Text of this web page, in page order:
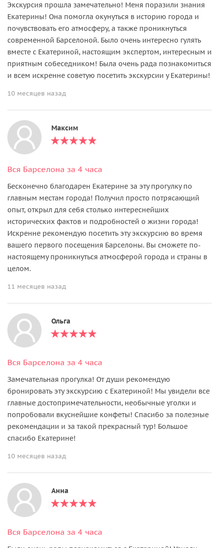
Экскурсия прошла замечательно! Меня поразили знания
Екатерины! Она помогла окунуться в историю города и
почувствовать его атмосферу, а также проникнуться
современной Барселоной. Было очень интересно гулять
вместе с Екатериной, настоящим экспертом, интересным и
приятным собеседником! Была очень рада познакомиться
и всем искренне советую посетить экскурсии у Екатерины!
10 месяцев назад
Максим
Вся Барселона за 4 часа
Бесконечно благодарен Екатерине за эту прогулку по
главным местам города! Получил просто потрясающий
опыт, открыл для себя столько интереснейших
исторических фактов и подробностей о жизни города!
Искренне рекомендую посетить эту экскурсию во время
вашего первого посещения Барселоны. Вы сможете по-
настоящему проникнуться атмосферой города и страны в
целом.
11 месяцев назад
Ольга
Вся Барселона за 4 часа
Замечательная прогулка! От души рекомендую
бронировать эту экскурсию с Екатериной! Мы увидели все
главные достопримечательности, необычные уголки и
попробовали вкуснейшие конфеты! Спасибо за полезные
рекомендации и за такой прекрасный тур! Большое
спасибо Екатерине!
10 месяцев назад
Анна
Вся Барселона за 4 часа